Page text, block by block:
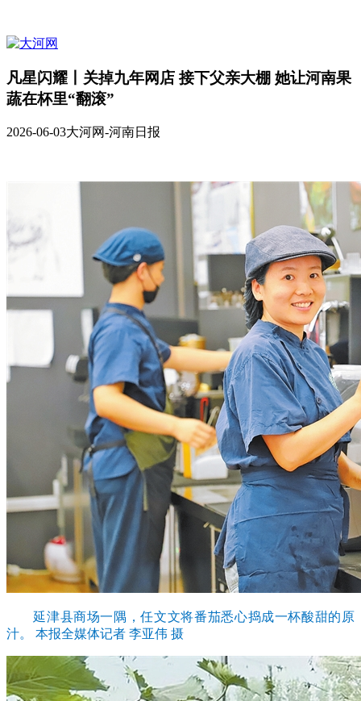
凡星闪耀丨关掉九年网店 接下父亲大棚 她让河南果
蔬在杯里“翻滚”
2026-06-03大河网-河南日报
延津县商场一隅，任文文将番茄悉心捣成一杯酸甜的原
汁。 本报全媒体记者 李亚伟 摄